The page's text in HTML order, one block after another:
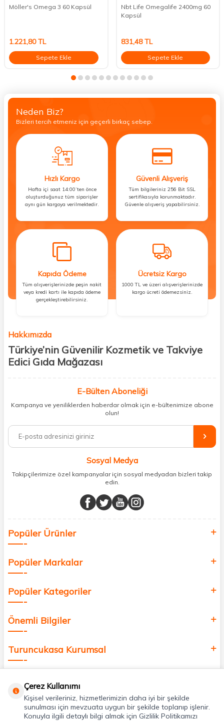
Möller's Omega 3 60 Kapsül
1.221,80TL
Sepete Ekle
Nbt Life Omegalife 2400mg 60
Kapsül
831,48TL
Sepete Ekle
Neden Biz?
Bizleri tercih etmeniz için geçerli birkaç sebep.
Hızlı Kargo
Hafta içi saat 14:00’ten önce
oluşturduğunuz tüm siparişler
aynı gün kargoya verilmektedir.
Güvenli Alışveriş
Tüm bilgileriniz 256 Bit SSL
sertifikasıyla korunmaktadır.
Güvenle alışveriş yapabilirsiniz.
Kapıda Ödeme
Tüm alışverişlerinizde peşin nakit
veya kredi kartı ile kapıda ödeme
gerçekleştirebilirsiniz.
Ücretsiz Kargo
1000 TL ve üzeri alışverişlerinizde
kargo ücreti ödemezsiniz.
Hakkımızda
Türkiye’nin Güvenilir Kozmetik ve Takviye
Edici Gıda Mağazası
kişisel bakım hem de takviye edici gıda ürünlerini sizlerle
buluşturuyoruz. Artık mağaza mağaza dolaşmanıza gerek yok;
ihtiyacınız olan her şeyi tek bir çatı altında topluyor ve kapınıza kadar
%100 orijinal kozmetik ve sağlık ürünleriyle güzelliğinizi tamamlayabilir,
vücudunuzu desteklemek için güvenilir takviye edici gıdalara
minerallere kadar binlerce ürünü uygun fiyat ve hızlı kargo avantajıyla
sunuyoruz.
buluşturuyor ve online alışveriş deneyiminizi en iyi hale getiriyoruz.
Sağlık, güzellik ve iyi yaşam için aradığınız her şey burada!
değer katmak için bize katılın!
E-Bülten Aboneliği
Kampanya ve yeniliklerden haberdar olmak için e-bültenimize abone
olun!
Sosyal Medya
Takipçilerimize özel kampanyalar için sosyal medyadan bizleri takip
edin.
Popüler Ürünler
Popüler Markalar
Popüler Kategoriler
Önemli Bilgiler
Turuncukasa Kurumsal
Uygulamalarımız
Çerez Kullanımı
Kişisel verileriniz, hizmetlerimizin daha iyi bir şekilde
sunulması için mevzuata uygun bir şekilde toplanıp işlenir.
Konuyla ilgili detaylı bilgi almak için Gizlilik Politikamızı